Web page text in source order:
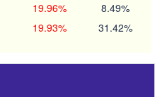
19.96% 8.49%
19.93% 31.42%